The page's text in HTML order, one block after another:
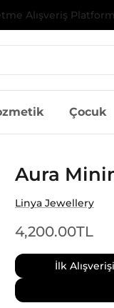
| Kod: MILAGRON10
Çocuk
Aura
Linya Jewellery
4,200.00TL
İlk